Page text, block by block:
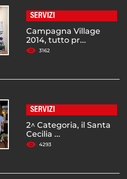
SERVIZI
Campagna Village
2014, tutto pr...
3162
SERVIZI
2^ Categoria, il Santa
Cecilia ...
4293